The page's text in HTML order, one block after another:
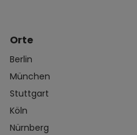
Orte
Berlin
München
Stuttgart
Köln
Nürnberg